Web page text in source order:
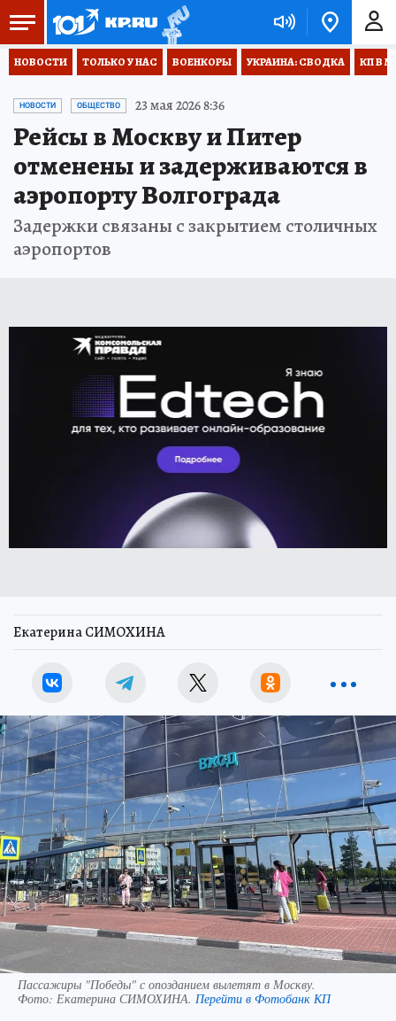
НОВОСТИ ТОЛЬКО У НАС ВОЕНКОРЫ УКРАИНА: СВОДКА КП В
НОВОСТИ ОБЩЕСТВО 23 мая 2026 8:36
Рейсы в Москву и Питер
отменены и задерживаются в
аэропорту Волгограда
Задержки связаны с закрытием столичных
аэропортов
Екатерина СИМОХИНА
Пассажиры "Победы" с опозданием вылетят в Москву.
Фото: Екатерина СИМОХИНА. Перейти в Фотобанк КП